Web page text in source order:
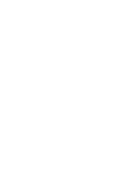
必要がなく、クリーンな
リルが付属しています。
ーカーターミナルを採